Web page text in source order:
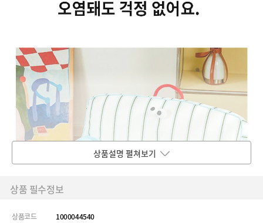
상품설명 펼쳐보기
상품 필수정보
상품코드
1000044540